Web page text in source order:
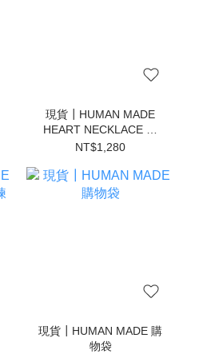
現貨┃HUMAN MADE
HEART NECKLACE 愛
心 項鍊
NT$1,280
現貨┃HUMAN MADE 購
物袋